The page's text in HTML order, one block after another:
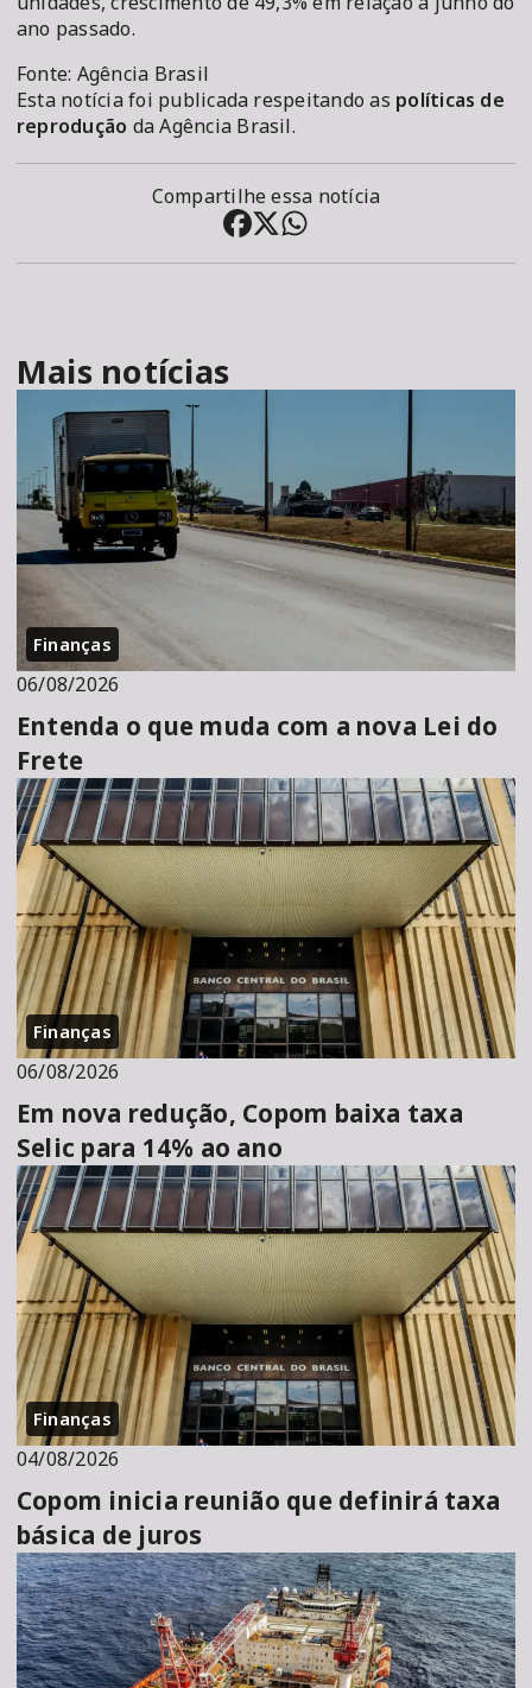
ano passado.
Fonte: Agência Brasil
Esta notícia foi publicada respeitando as políticas de
reprodução da Agência Brasil.
Compartilhe essa notícia
Mais notícias
Finanças
06/08/2026
Entenda o que muda com a nova Lei do
Frete
Finanças
06/08/2026
Em nova redução, Copom baixa taxa
Selic para 14% ao ano
Finanças
04/08/2026
Copom inicia reunião que definirá taxa
básica de juros